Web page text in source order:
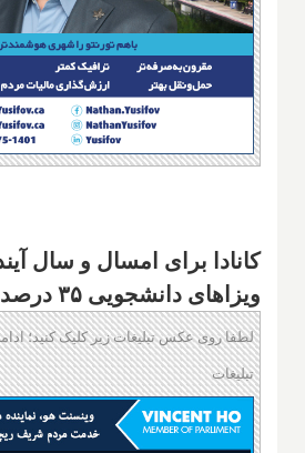
کانادا برای امسال و سال
ویزاهای دانشجویی ۳۵ درصد می‌کاهد
لطفا روی عکس تبلیغات زیر کلیک کنید؛
تبلیغات